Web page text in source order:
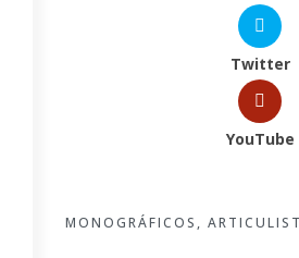
Twitter
YouTube
MONOGRÁFICOS,